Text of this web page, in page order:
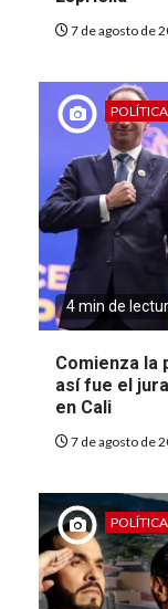
7 de agosto de
POLÍTICA
4 min de
Comienza la
así fue el
en Cali
7 de agosto de
POLÍTICA